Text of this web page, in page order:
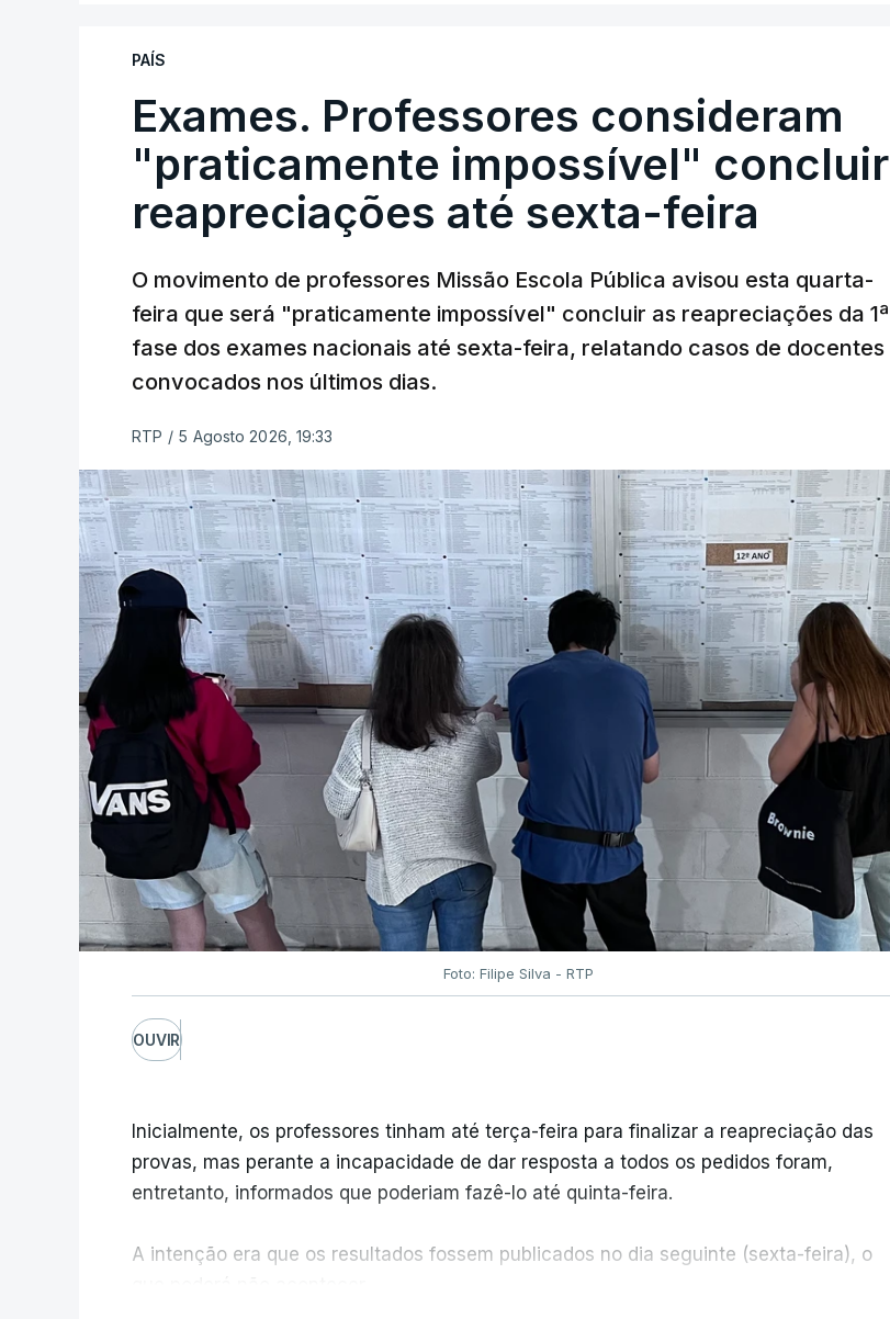
PAÍS
Exames. Professores consideram
"praticamente impossível" concluir
reapreciações até sexta-feira
O movimento de professores Missão Escola Pública avisou esta quarta-
feira que será "praticamente impossível" concluir as reapreciações da 1ª
fase dos exames nacionais até sexta-feira, relatando casos de docentes
convocados nos últimos dias.
RTP / 5 Agosto 2026, 19:33
Foto: Filipe Silva - RTP
OUVIR
Inicialmente, os professores tinham até terça-feira para finalizar a reapreciação das
provas, mas perante a incapacidade de dar resposta a todos os pedidos foram,
entretanto, informados que poderiam fazê-lo até quinta-feira.
A intenção era que os resultados fossem publicados no dia seguinte (sexta-feira), o